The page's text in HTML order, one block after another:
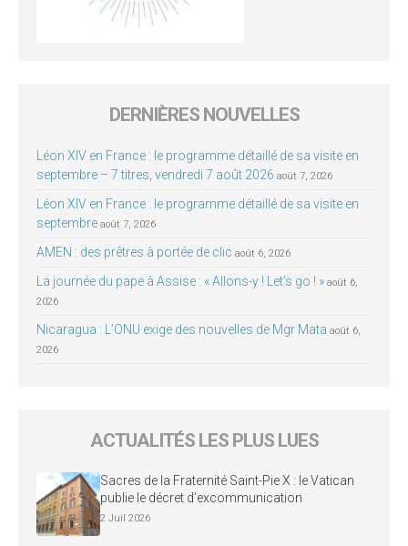
DERNIÈRES NOUVELLES
Léon XIV en France : le programme détaillé de sa visite en
septembre – 7 titres, vendredi 7 août 2026 août 7, 2026
Léon XIV en France : le programme détaillé de sa visite en
septembre août 7, 2026
AMEN : des prêtres à portée de clic août 6, 2026
La journée du pape à Assise : « Allons-y ! Let’s go ! » août 6,
2026
Nicaragua : L’ONU exige des nouvelles de Mgr Mata août 6,
2026
ACTUALITÉS LES PLUS LUES
Sacres de la Fraternité Saint-Pie X : le Vatican
publie le décret d’excommunication
2 Juil 2026